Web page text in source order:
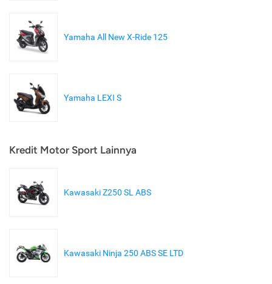
Yamaha All New X-Ride 125
Yamaha LEXI S
Kredit Motor Sport Lainnya
Kawasaki Z250 SL ABS
Kawasaki Ninja 250 ABS SE LTD